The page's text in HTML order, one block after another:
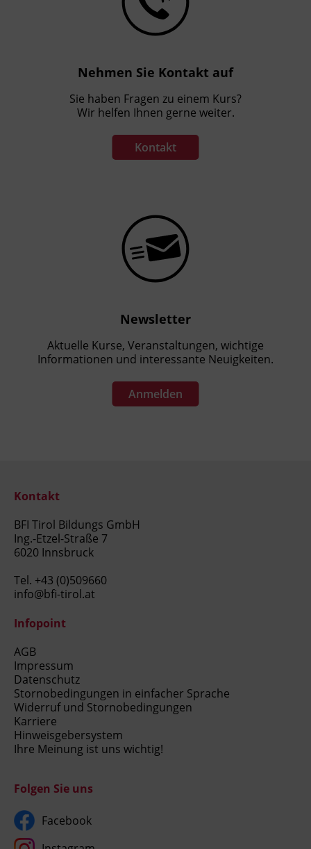
Nehmen Sie Kontakt auf
Sie haben Fragen zu einem Kurs?
Wir helfen Ihnen gerne weiter.
Kontakt
Newsletter
Aktuelle Kurse, Veranstaltungen, wichtige
Informationen und interessante Neuigkeiten.
Anmelden
Kontakt
BFI Tirol Bildungs GmbH
Ing.-Etzel-Straße 7
6020 Innsbruck
Tel. +43 (0)509660
info@bfi-tirol.at
Infopoint
AGB
Impressum
Datenschutz
Stornobedingungen in einfacher Sprache
Widerruf und Stornobedingungen
Karriere
Hinweisgebersystem
Ihre Meinung ist uns wichtig!
Folgen Sie uns
Facebook